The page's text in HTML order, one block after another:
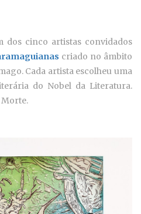
dos cinco artistas convidados
criado no âmbito
Cada artista escolheu uma
do Nobel da Literatura.
Morte.